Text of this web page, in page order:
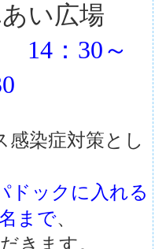
い広場
14：30～
感染症対策とし
ドックに入れる
まで、
きます。